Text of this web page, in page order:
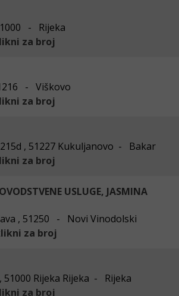
- Rijeka
za broj
- Viškovo
za broj
, 51227 Kukuljanovo - Bakar
za broj
USLUGE, JASMINA
, 51250 - Novi Vinodolski
za broj
51000 Rijeka Rijeka - Rijeka
za broj